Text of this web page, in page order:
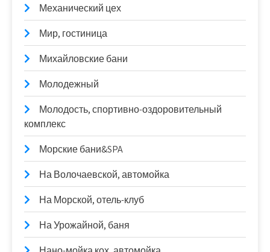
Механический цех
Мир, гостиница
Михайловские бани
Молодежный
Молодость, спортивно-оздоровительный
комплекс
Морские бани&SPA
На Волочаевской, автомойка
На Морской, отель-клуб
На Урожайной, баня